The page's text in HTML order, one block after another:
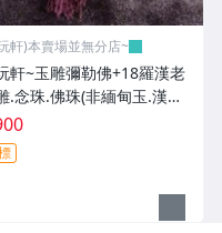
軒)本賣場並無分店~
軒~玉雕彌勒佛+18羅漢老
.念珠.佛珠(非緬甸玉.漢白
血石.紫羅藍.舒俱萊.綠松
湖文石)GGG98